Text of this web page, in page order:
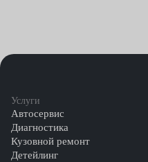
Услуги
Автосервис
Диагностика
Кузовной ремонт
Детейлинг